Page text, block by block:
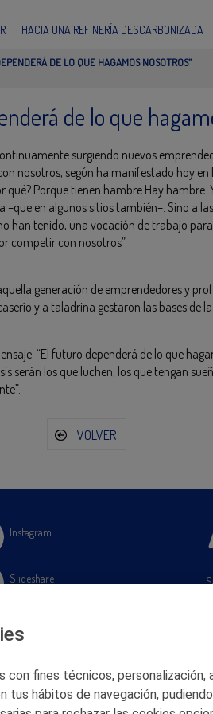
HACIA UNA REFINERÍA DESCARBONIZADA
DE LO QUE HAGAMOS NOSOTROS”
de lo que
surgiendo nuevos
nosotros, según ha manifestado hoy en
qué? Porque tienen hambre.Hay hambre.
en algunos sitios también–. Sino a
han tenido, una vocación de trabajo
competir con nosotros”.
generación de emprendedores y
y a taladrina gestaron las bases de
“El futuro dependerá de lo que
serán los que luchen, los que tengan
VOLVER
Instagram
Slideshare
fines técnicos,
tus hábitos de navegación,